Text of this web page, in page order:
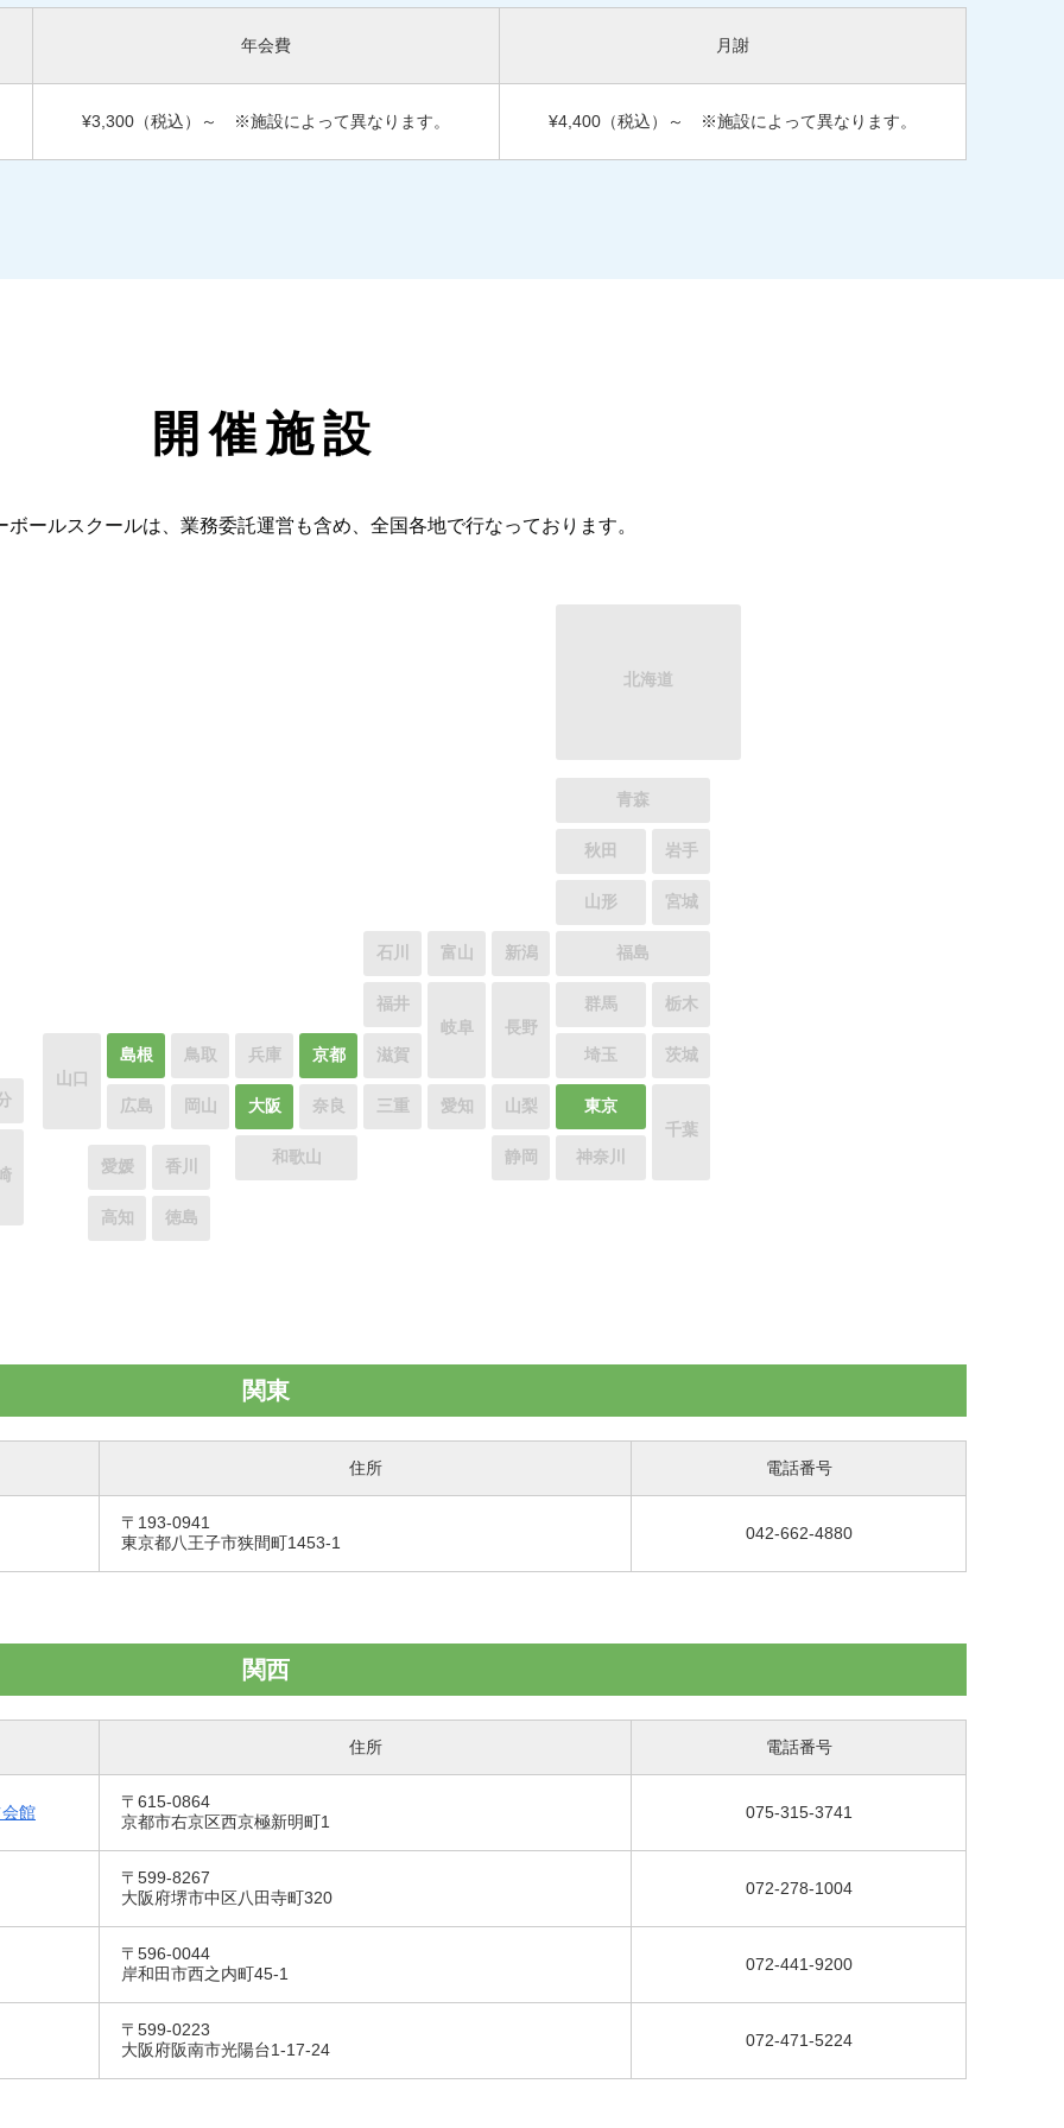
年会費 月謝
¥3,300（税込）～ ※施設によって異なります。 ¥4,400（税込）～ ※施設によって異なります。
開催施設
ボールスクールは、業務委託運営も含め、全国各地で行なっております。
山口
島根 鳥取 兵庫 京都
広島 岡山 大阪 奈良
和歌山
愛媛 香川
高知 徳島
石川 富山 新潟
福井
滋賀
岐阜 長野
三重 愛知 山梨
静岡
北海道
青森
秋田 岩手
山形 宮城
福島
群馬 栃木
埼玉 茨城
東京
神奈川
千葉
関東
住所 電話番号
〒193-0941
東京都八王子市狭間町1453-1
042-662-4880
関西
住所 電話番号
館
〒615-0864
京都市右京区西京極新明町1
075-315-3741
〒599-8267
大阪府堺市中区八田寺町320
072-278-1004
〒596-0044
岸和田市西之内町45-1
072-441-9200
〒599-0223
大阪府阪南市光陽台1-17-24
072-471-5224